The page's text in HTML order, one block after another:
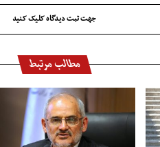
جهت ثبت دیدگاه کلیک کنید
مطالب مرتبط